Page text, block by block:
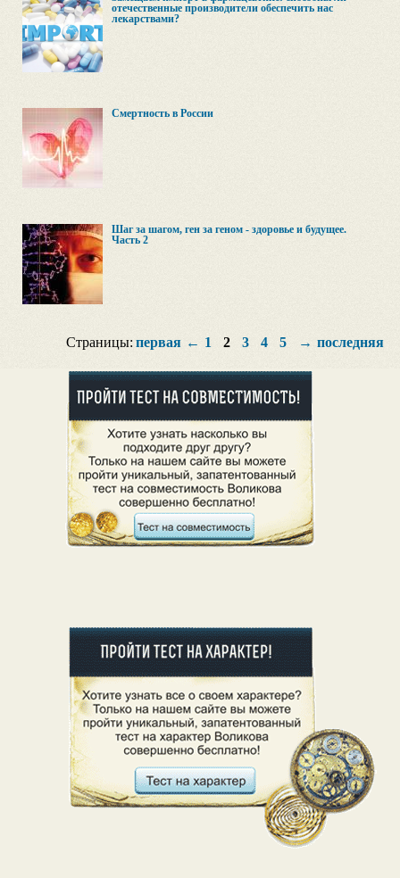
отечественные производители обеспечить нас
лекарствами?
Смертность в России
Шаг за шагом, ген за геном - здоровье и будущее.
Часть 2
Страницы: первая ← 1 2 3 4 5 → последняя